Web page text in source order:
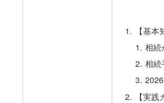
【基
相続
相続
【実